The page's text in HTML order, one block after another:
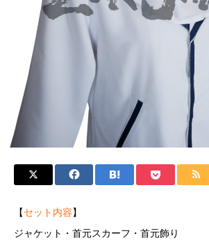
【セット内容】
ジャケット・首元スカーフ・首元飾り